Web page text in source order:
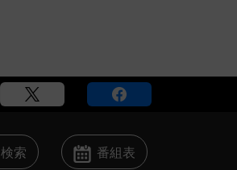
検索 番組表